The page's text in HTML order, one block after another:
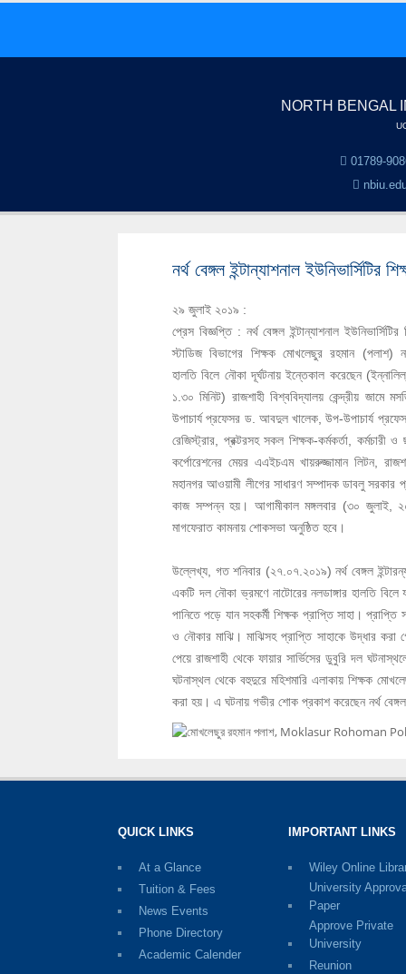
NORTH BENGAL
01789-
নর্থ বেঙ্গল ইন্টান্যাশনাল
২৯ জুলাই ২০১৯ :
প্রেস বিজ্ঞপ্তি : নর্থ বেঙ্গল ইন্টান্যাশনাল
স্টাডিজ বিভাগের শিক্ষক মোখলেছুর রহমান (পলাশ)
হালতি বিলে নৌকা দূর্ঘটনায় ইন্তেকাল করেছেন
১.৩০ মিনিট) রাজশাহী বিশ্ববিদ্যালয় কেন্দ্রীয় জামে
উপাচার্য প্রফেসর ড. আবদুল খালেক, উপ-উপাচার্য
রেজিস্ট্রার, প্রক্টরসহ সকল শিক্ষক-কর্মকর্তা, কর্মচারী
কর্পোরেশনের মেয়র এএইচএম খায়রুজ্জামান লিটন,
মহানগর আওয়ামী লীগের সাধারণ সম্পাদক ডাবলু সরকার
কাজ সম্পন্ন হয়। আগামীকাল মঙ্গলবার (৩০ জুলাই,
মাগফেরাত কামনায় শোকসভা অনুষ্ঠিত হবে।
উল্লেখ্য, গত শনিবার (২৭.০৭.২০১৯) নর্থ বেঙ্গল
একটি দল নৌকা ভ্রমণে নাটোরের নলডাঙ্গার হালতি
পানিতে পড়ে যান সহকর্মী শিক্ষক প্রাপ্তি সাহা।
ও নৌকার মাঝি। মাঝিসহ প্রাপ্তি সাহাকে উদ্ধার করা
পেয়ে রাজশাহী থেকে ফায়ার সার্ভিসের ডুবুরি দল
ঘটনাস্থল থেকে বহুদুরে মহিশমারি এলাকায় শিক্ষক
করা হয়। এ ঘটনায় গভীর শোক প্রকাশ করেছেন নর্থ বেঙ্গল
QUICK LINKS
At a Glance
Tuition & Fees
News Events
Phone Directory
Academic Calender
IMPORTANT LINKS
Wiley Online
University
Paper
Approve Private
University
Reunion